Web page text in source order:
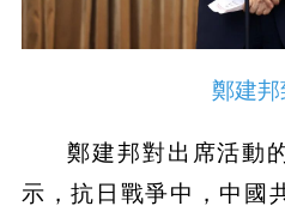
鄭建邦
鄭建邦對出席活動
示，抗日戰爭中，中國